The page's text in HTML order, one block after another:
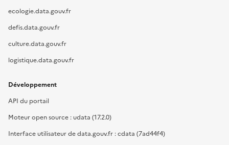
ecologie.data.gouv.fr
defis.data.gouv.fr
culture.data.gouv.fr
logistique.data.gouv.fr
Développement
API du portail
Moteur open source : udata (17.2.0)
Interface utilisateur de data.gouv.fr : cdata (7ad44f4)